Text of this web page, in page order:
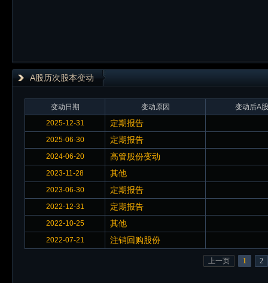
A股历次股本变动
变动日期 变动原因
变动后A
2025-12-31
定期报告
2025-06-30 定期报告
2024-06-20 高管股份变动
2023-11-28 其他
2023-06-30 定期报告
2022-12-31 定期报告
2022-10-25 其他
2022-07-21 注销回购股份
上一页 1 2